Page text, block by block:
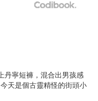
丹寧短褲，混合出男孩感
天是個古靈精怪的街頭小